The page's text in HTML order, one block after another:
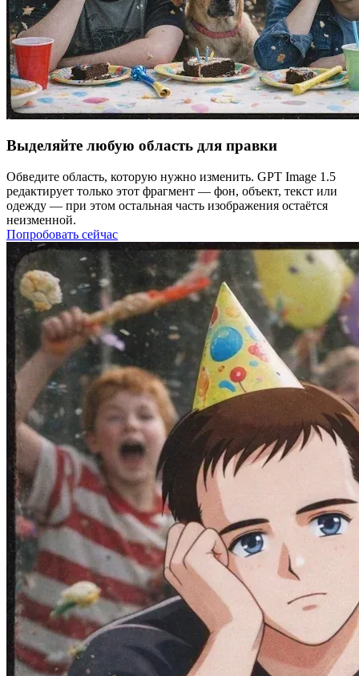
Выделяйте любую область для правки
Обведите область, которую нужно изменить. GPT Image 1.5
редактирует только этот фрагмент — фон, объект, текст или
одежду — при этом остальная часть изображения остаётся
неизменной.
Попробовать сейчас